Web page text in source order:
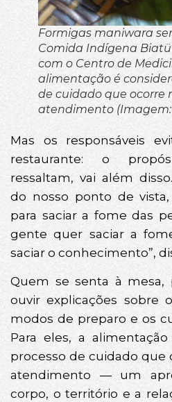
Formigas maniwara
Comida Indígena
com o Centro de
alimentação é
de cuidado que ocorre
atendimento (Imagem:
Mas os responsáveis
restaurante: o
ressaltam, vai além
do nosso ponto de
para saciar a fome das
gente quer saciar a
saciar o conhecimento”,
Quem se senta à mesa,
ouvir explicações sobre
modos de preparo e os
Para eles, a
processo de cuidado que
atendimento — um
corpo, o território e a